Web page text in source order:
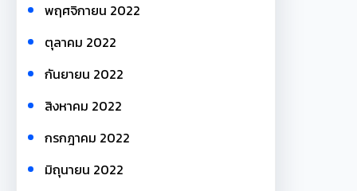
พฤศจิกายน 2022
ตุลาคม 2022
กันยายน 2022
สิงหาคม 2022
กรกฎาคม 2022
มิถุนายน 2022